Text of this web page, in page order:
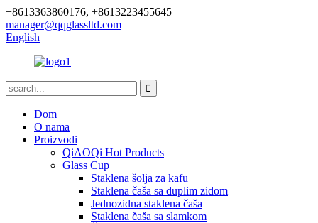
+8613363860176, +8613223455645
manager@qqglassltd.com
English
Dom
O nama
Proizvodi
QiAOQi Hot Products
Glass Cup
Staklena šolja za kafu
Staklena čaša sa duplim zidom
Jednozidna staklena čaša
Staklena čaša sa slamkom